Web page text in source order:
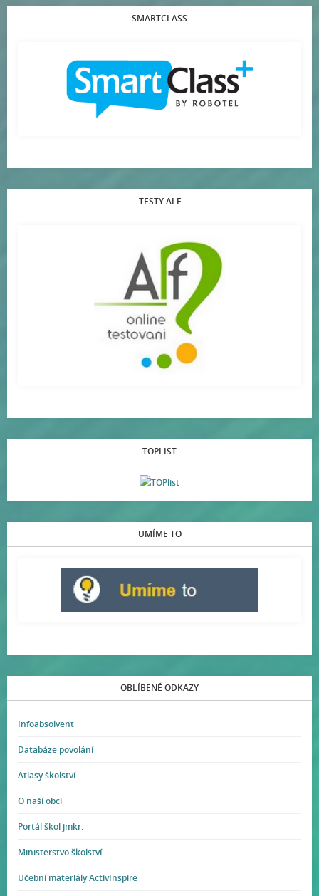
SMARTCLASS
TESTY ALF
TOPLIST
UMÍME TO
OBLÍBENÉ ODKAZY
Infoabsolvent
Databáze povolání
Atlasy školství
O naší obci
Portál škol jmkr.
Ministerstvo školství
Učební materiály ActivInspire